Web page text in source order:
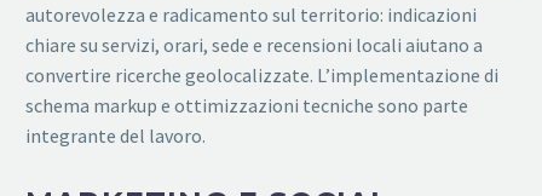
autorevolezza e radicamento sul territorio: indicazioni
chiare su servizi, orari, sede e recensioni locali aiutano a
convertire ricerche geolocalizzate. L’implementazione di
schema markup e ottimizzazioni tecniche sono parte
integrante del lavoro.